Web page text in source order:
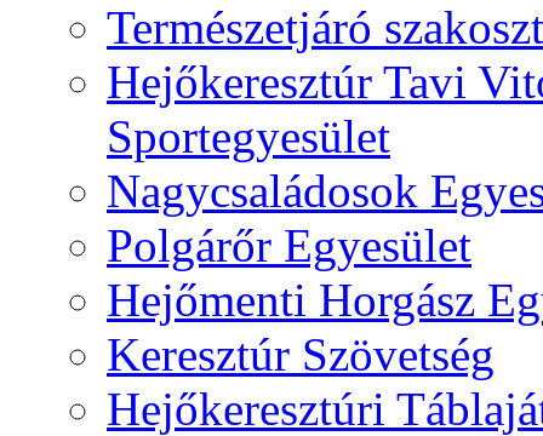
Természetjáró
Hejőkeresztúr Tavi
Sportegyesület
Nagycsaládosok
Polgárőr Egyesület
Hejőmenti Horgász
Keresztúr Szövetség
Hejőkeresztúri